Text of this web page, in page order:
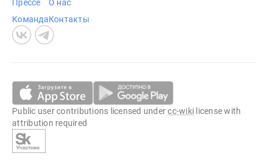
Прессе
Команда
О нас
Контакты
Public user contributions licensed undercc-wiki license with
attribution required